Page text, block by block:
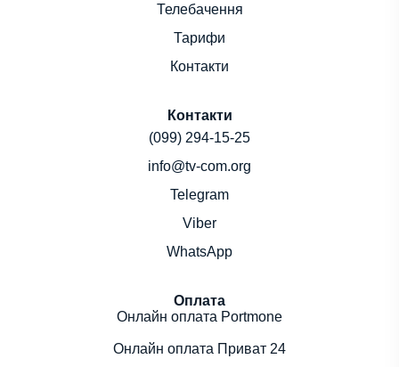
Телебачення
Тарифи
Контакти
Контакти
(099) 294-15-25
info@tv-com.org
Telegram
Viber
WhatsApp
Оплата
Онлайн оплата Portmone
Онлайн оплата Приват 24